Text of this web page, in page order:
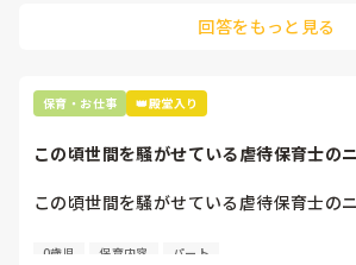
もないので困ります。
回答をもっと見る
保育・お仕事 👑殿堂入り
この頃世間を騒がせている虐待保育士の
この頃世間を騒がせている虐待保育士の
保育士の私にとっても他人事ではありま
0歳児 保育内容 パート